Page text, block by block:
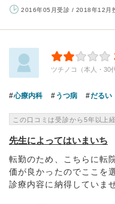
2016年05月受診 / 2018年12月
ツチノコ（本人・30
心療内科 うつ病 だるい
この口コミは受診から5年以上
先生によってはいまいち
転勤のため、こちらに転
価が良かったのでここを
診療内容に納得していま